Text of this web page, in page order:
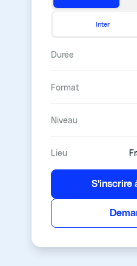
Inter
Durée
Format
Niveau
Lieu
S'inscrire